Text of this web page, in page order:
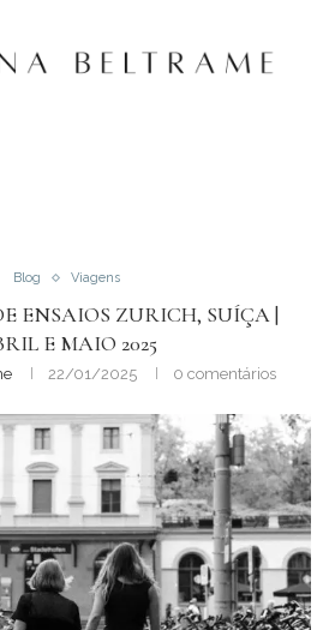
Blog Viagens
ENSAIOS ZURICH, SUÍÇA |
E MAIO 2025
22/01/2025 0 comentários